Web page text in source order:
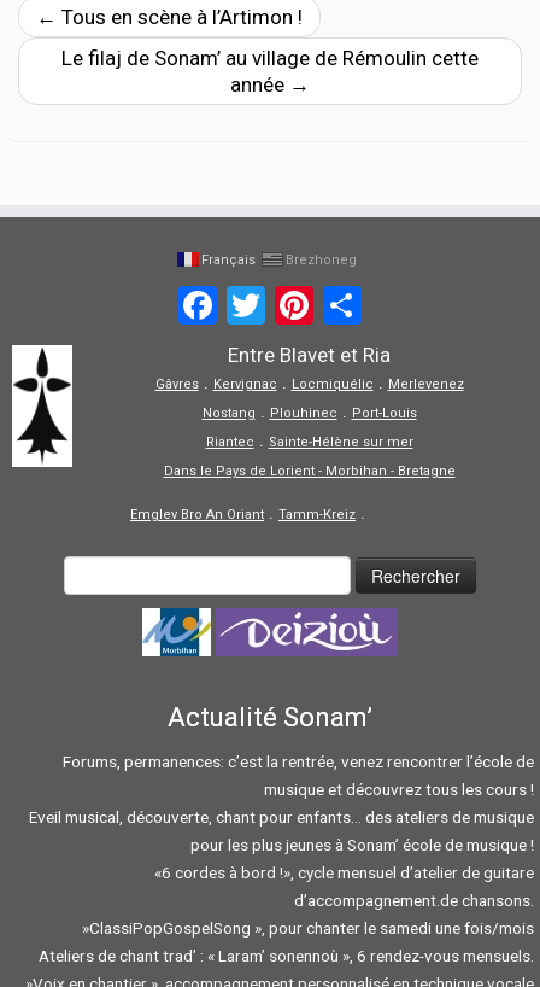
← Tous en scène à l’Artimon !
Le filaj de Sonam’ au village de Rémoulin cette
année →
Français Brezhoneg
FacebookTwitter Pinterest
Entre Blavet et Ria
Gâvres. Kervignac Locmiquélic
Merlevenez
Nostang
Plouhinec
Port-Louis
Riantec
Sainte-Hélène sur mer
Dans le Pays de Lorient - Morbihan - Bretagne
Emglev Bro An Oriant Tamm-Kreiz
Actualité Sonam’
Forums, permanences: c’est la rentrée, venez rencontrer l’école de
musique et découvrez tous les cours !
Eveil musical, découverte, chant pour enfants… des ateliers de musique
pour les plus jeunes à Sonam’ école de musique !
«6 cordes à bord !», cycle mensuel d’atelier de guitare
d’accompagnement.de chansons.
»ClassiPopGospelSong », pour chanter le samedi une fois/mois
Ateliers de chant trad’ : « Laram’ sonennoù », 6 rendez-vous mensuels.
»Voix en chantier », accompagnement personnalisé en technique vocale